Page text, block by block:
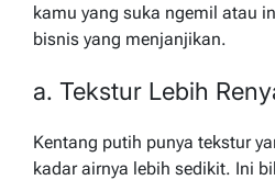
kamu yang suka ngemil atau
bisnis yang menjanjikan.
a. Tekstur Lebih
Kentang putih punya tekstur
kadar airnya lebih sedikit. Ini